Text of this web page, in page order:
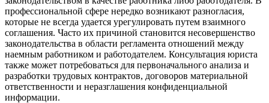
профессиональной сфере нередко возникают разногласия,
которые не всегда удается урегулировать путем взаимного
соглашения. Часто их причиной становится несовершенство
законодательства в области регламента отношений между
наемным работником и работодателем. Консультация юриста
также может потребоваться для первоначального анализа и
разработки трудовых контрактов, договоров материальной
ответственности и неразглашения конфиденциальной
информации.